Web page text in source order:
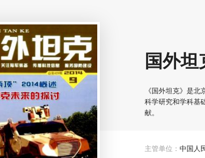
国外坦
《国外坦克》是
科学研究和学科基
献。
主管单位： 中国人